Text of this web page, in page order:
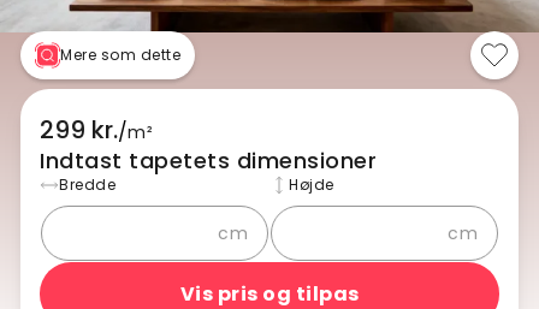
Mere som dette
299 kr./m²
Indtast tapetets dimensioner
Bredde
cm
Højde
cm
Vis pris og tilpas